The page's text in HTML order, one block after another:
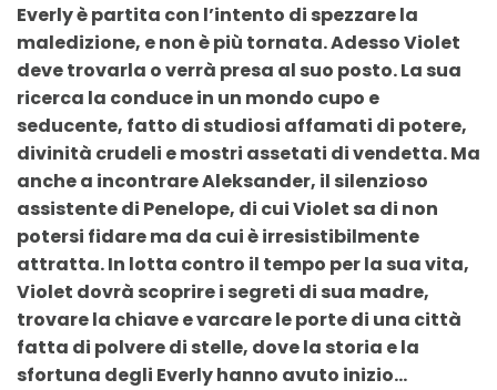
Everly è partita con l’intento di spezzare la
maledizione, e non è più tornata. Adesso Violet
deve trovarla o verrà presa al suo posto. La sua
ricerca la conduce in un mondo cupo e
seducente, fatto di studiosi affamati di potere,
divinità crudeli e mostri assetati di vendetta. Ma
anche a incontrare Aleksander, il silenzioso
assistente di Penelope, di cui Violet sa di non
potersi fidare ma da cui è irresistibilmente
attratta. In lotta contro il tempo per la sua vita,
Violet dovrà scoprire i segreti di sua madre,
trovare la chiave e varcare le porte di una città
fatta di polvere di stelle, dove la storia e la
sfortuna degli Everly hanno avuto inizio…